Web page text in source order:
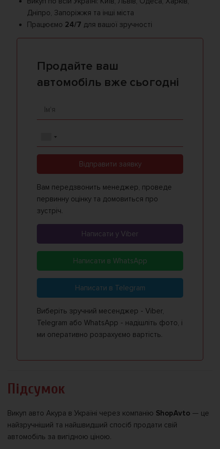
Дніпро, Запоріжжя та інші міста
Працюємо 24/7 для вашої зручності
Продайте ваш
автомобіль вже сьогодні
Відправити заявку
Вам передзвонить менеджер, проведе
первинну оцінку та домовиться про
зустріч.
Написати у Viber
Написати в WhatsApp
Написати в Telegram
Виберіть зручний месенджер - Viber,
Telegram або WhatsApp - надішліть фото, і
ми оперативно розрахуємо вартість.
Підсумок
Викуп авто Акура в Україні через компанію ShopAvto — це
найзручніший та найшвидший спосіб продати свій
автомобіль за вигідною ціною.